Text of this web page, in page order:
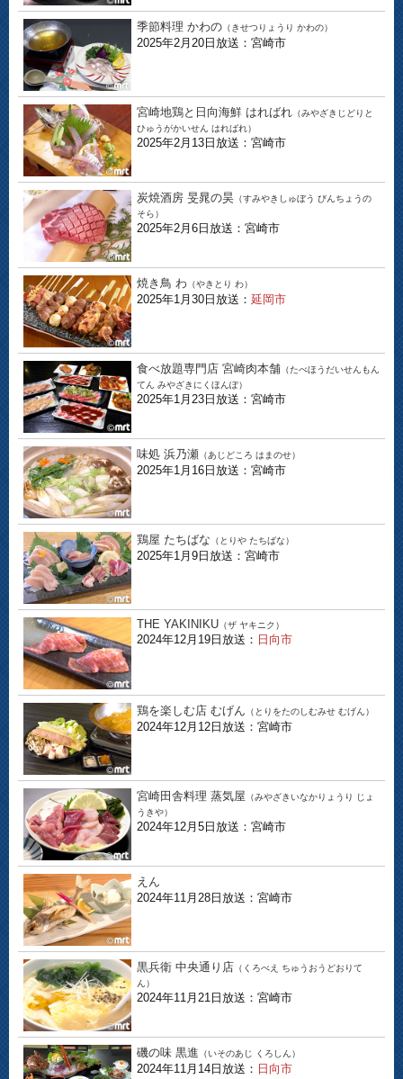
季節料理 かわの （きせつりょうり かわの）
2025年2月20日放送：宮崎市
宮崎地鶏と日向海鮮 はればれ （みやざきじどりと
ひゅうがかいせん はればれ）
2025年2月13日放送：宮崎市
炭焼酒房 旻晁の昊 （すみやきしゅぼう びんちょうの
そら）
2025年2月6日放送：宮崎市
焼き鳥 わ （やきとり わ）
2025年1月30日放送： 延岡市
食べ放題専門店 宮崎肉本舗 （たべほうだいせんもん
てん みやざきにくほんぽ）
2025年1月23日放送：宮崎市
味処 浜乃瀬 （あじどころ はまのせ）
2025年1月16日放送：宮崎市
鶏屋 たちばな （とりや たちばな）
2025年1月9日放送：宮崎市
THE YAKINIKU （ザ ヤキニク）
2024年12月19日放送： 日向市
鶏を楽しむ店 むげん （とりをたのしむみせ むげん）
2024年12月12日放送：宮崎市
宮崎田舎料理 蒸気屋 （みやざきいなかりょうり じょ
うきや）
2024年12月5日放送：宮崎市
えん
2024年11月28日放送：宮崎市
黒兵衛 中央通り店 （くろべえ ちゅうおうどおりて
ん）
2024年11月21日放送：宮崎市
磯の味 黒進 （いそのあじ くろしん）
2024年11月14日放送： 日向市